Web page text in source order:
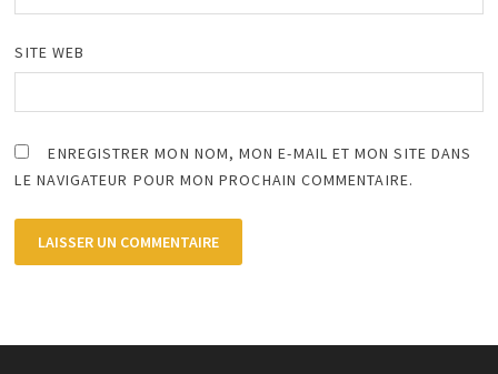
SITE WEB
ENREGISTRER MON NOM, MON E-MAIL ET MON SITE DANS
LE NAVIGATEUR POUR MON PROCHAIN COMMENTAIRE.